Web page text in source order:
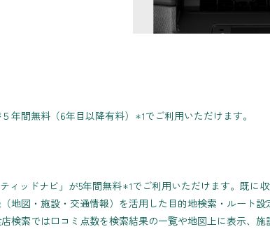
年間無料（6年目以降有料） ＊1でご利用いただけます。
ィッドナビ」が5年間無料＊1でご利用いただけます。既に
地図・施設・交通情報）を活用した目的地検索・ルート設
検索では口コミ点数を検索結果の一覧や地図上に表示、